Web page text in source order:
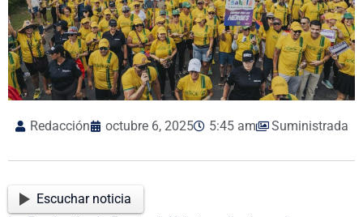
Redacción octubre 6, 2025 5:45 am Suministrada
Escuchar noticia